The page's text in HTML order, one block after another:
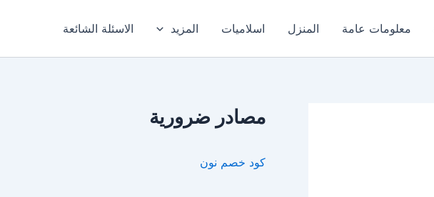
معلومات عامة المنزل اسلاميات المزيد الاسئلة الشائعة
مصادر ضرورية
كود خصم نون